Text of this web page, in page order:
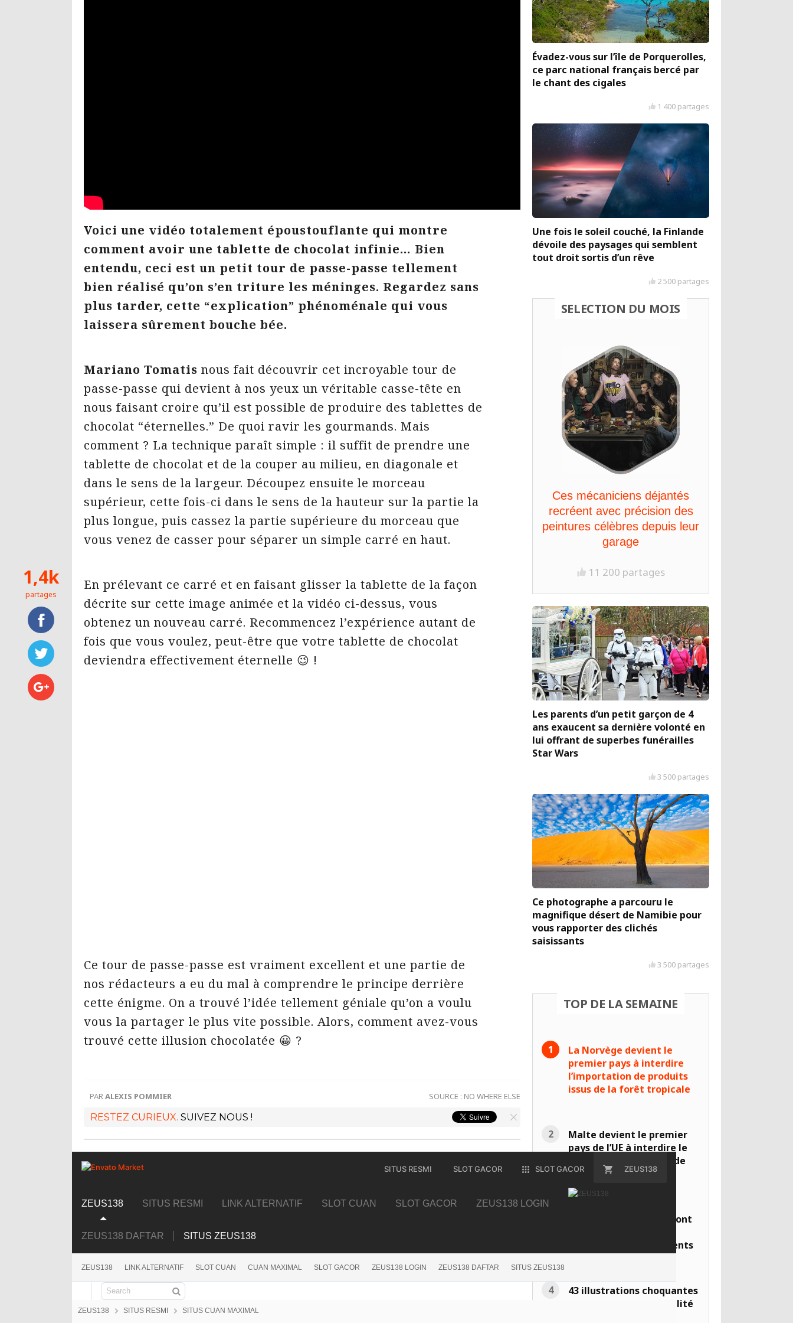
Voici une vidéo totalement époustouflante qui montre
comment avoir une tablette de chocolat infinie… Bien
entendu, ceci est un petit tour de passe-passe tellement
bien réalisé qu’on s’en triture les méninges. Regardez sans
plus tarder, cette “explication” phénoménale qui vous
laissera sûrement bouche bée.
Mariano Tomatis nous fait découvrir cet incroyable tour de
passe-passe qui devient à nos yeux un véritable casse-tête en
nous faisant croire qu’il est possible de produire des tablettes de
chocolat “éternelles.” De quoi ravir les gourmands. Mais
comment ? La technique paraît simple : il suffit de prendre une
tablette de chocolat et de la couper au milieu, en diagonale et
dans le sens de la largeur. Découpez ensuite le morceau
supérieur, cette fois-ci dans le sens de la hauteur sur la partie la
plus longue, puis cassez la partie supérieure du morceau que
vous venez de casser pour séparer un simple carré en haut.
En prélevant ce carré et en faisant glisser la tablette de la façon
décrite sur cette image animée et la vidéo ci-dessus, vous
obtenez un nouveau carré. Recommencez l’expérience autant de
fois que vous voulez, peut-être que votre tablette de chocolat
deviendra effectivement éternelle 😉 !
Ce tour de passe-passe est vraiment excellent et une partie de
nos rédacteurs a eu du mal à comprendre le principe derrière
cette énigme. On a trouvé l’idée tellement géniale qu’on a voulu
vous la partager le plus vite possible. Alors, comment avez-vous
trouvé cette illusion chocolatée 😀 ?
SOURCE : NO WHERE ELSE
PARALEXIS POMMIER
RESTEZ CURIEUX. SUIVEZ NOUS !
SITUS RESMI SLOT GACOR SLOT GACOR ZEUS138
ZEUS138 SITUS RESMI LINK ALTERNATIF SLOT CUAN SLOT GACOR ZEUS138 LOGIN
ZEUS138 DAFTAR SITUS ZEUS138
ZEUS138 LINK ALTERNATIF SLOT CUAN CUAN MAXIMAL SLOT GACOR ZEUS138 LOGIN ZEUS138 DAFTAR SITUS ZEUS138
ZEUS138 SITUS RESMI SITUS CUAN MAXIMAL
Évadez-vous sur l’île de Porquerolles,
ce parc national français bercé par
le chant des cigales
1 400 partages
Une fois le soleil couché, la Finlande
dévoile des paysages qui semblent
tout droit sortis d’un rêve
2 500 partages
SELECTION DU MOIS
Ces mécaniciens déjantés
recréent avec précision des
peintures célèbres depuis leur
garage
11 200 partages
Les parents d’un petit garçon de 4
ans exaucent sa dernière volonté en
lui offrant de superbes funérailles
Star Wars
3 500 partages
Ce photographe a parcouru le
magnifique désert de Namibie pour
vous rapporter des clichés
saisissants
3 500 partages
TOP DE LA SEMAINE
La Norvège devient le
premier pays à interdire
l’importation de produits
issus de la forêt tropicale
Malte devient le premier
pays de l’UE à interdire le
glyphosate, un herbicide
cancérigène
Dénigrés, les pigeons sont
extrêmement intelligents
43 illustrations choquantes
qui dénoncent la brutalité
1,4k
partages